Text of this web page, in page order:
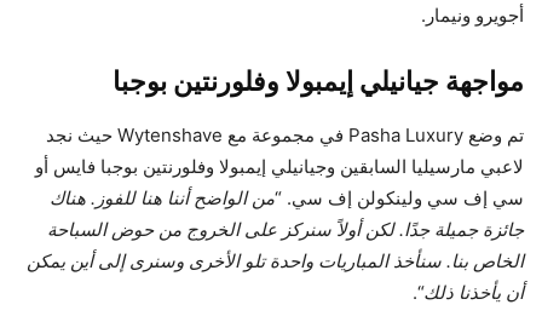
أجويرو ونيمار.
مواجهة جيانيلي إيمبولا وفلورنتين بوجبا
تم وضع Pasha Luxury في مجموعة مع Wytenshave حيث نجد
لاعبي مارسيليا السابقين وجيانيلي إيمبولا وفلورنتين بوجبا فايس أو
سي إف سي ولينكولن إف سي. “من الواضح أننا هنا للفوز. هناك
جائزة جميلة جدًا. لكن أولاً سنركز على الخروج من حوض السباحة
الخاص بنا. سنأخذ المباريات واحدة تلو الأخرى وسنرى إلى أين يمكن
أن يأخذنا ذلك“.